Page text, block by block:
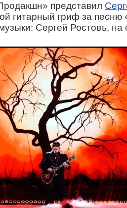
представил
гитарный гриф за песню
Сергей Ростовъ, на